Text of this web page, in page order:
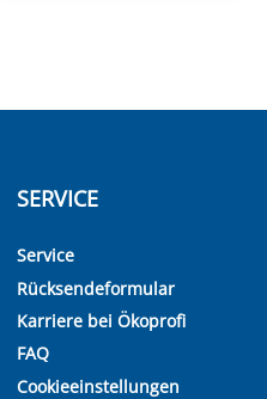
SERVICE
Service
Rücksendeformular
Karriere bei Ökoprofi
FAQ
Cookieeinstellungen